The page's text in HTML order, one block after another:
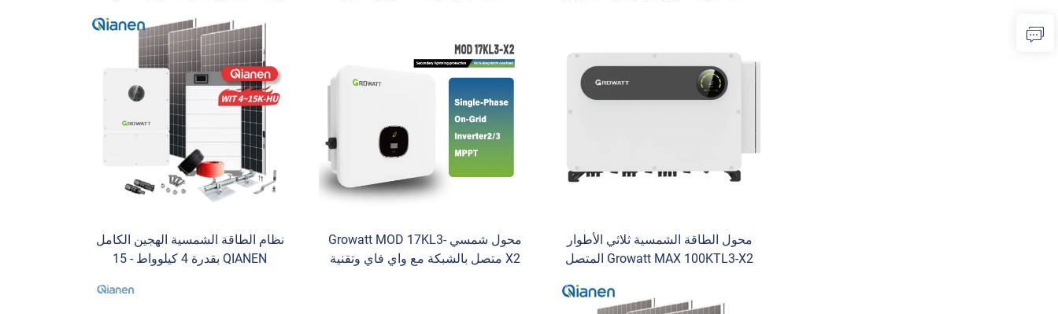
استخدام تجارية متنقلة
HBC 535 واط 540 واط
محول الطاقة الشمسية ثلاثي الأطوار
Growatt MAX 100KTL3-X2 المتصل
الأطوار 10 مسارات لتتبع نقطة القدرة
محول شمسي Growatt MOD 17KL3-
X2 متصل بالشبكة مع واي فاي وتقنية
نظام الطاقة الشمسية الهجين الكامل
QIANEN بقدرة 4 كيلوواط - 15
للشحن بسعة 400 أمبير·ساعة مع